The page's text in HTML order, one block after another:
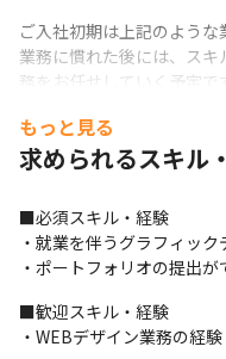
ご入社初期は上記のような
業務に慣れた後には、ス
務をお任せしていく予定で
もっと見る
求められるスキル
■必須スキル・経験
・就業を伴うグラフィック
・ポートフォリオの提出が
■歓迎スキル・経験
・WEBデザイン業務の経験